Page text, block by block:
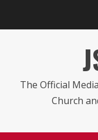
The Official
Church